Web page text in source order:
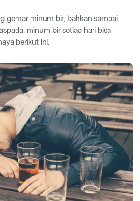
gemar minum bir, bahkan sampai
minum bir setiap hari bisa
berikut ini.